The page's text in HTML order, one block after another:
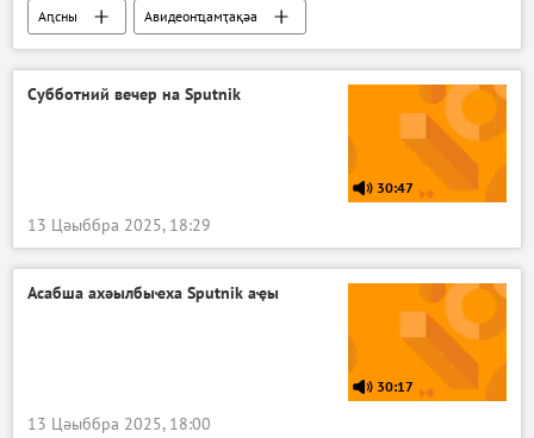
Аԥсны Авидеонҵамҭақәа
Субботний вечер на Sputnik
30:47
13 Цәыббра 2025, 18:29
Асабша ахәылбыҽха Sputnik аҿы
30:17
13 Цәыббра 2025, 18:00